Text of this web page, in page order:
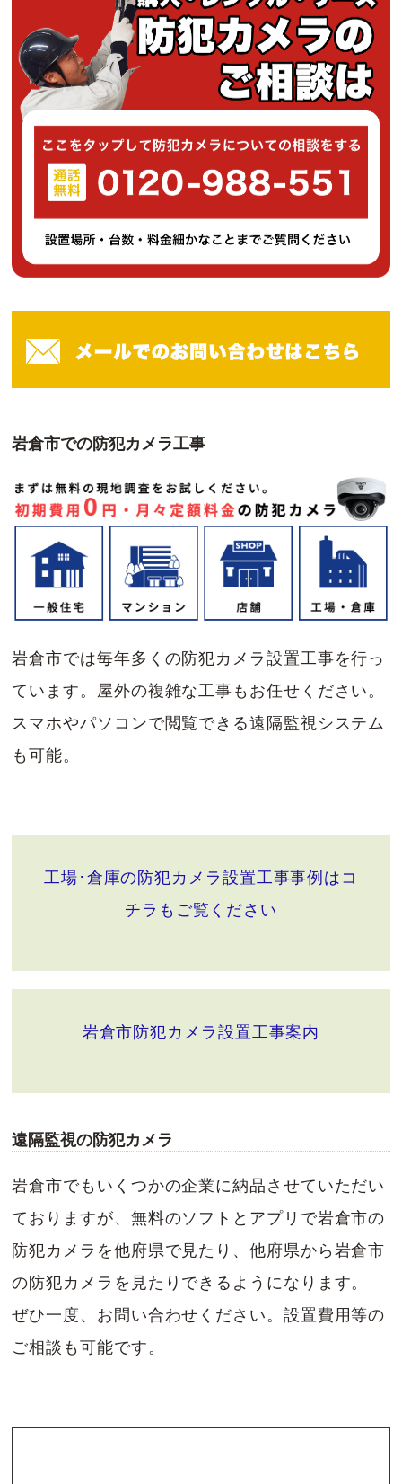
岩倉市での防犯カメラ工事
岩倉市では毎年多くの防犯カメラ設置工事を行っ
ています。屋外の複雑な工事もお任せください。
スマホやパソコンで閲覧できる遠隔監視システム
も可能。
工場･倉庫の防犯カメラ設置工事事例はコ
チラもご覧ください
岩倉市防犯カメラ設置工事案内
遠隔監視の防犯カメラ
岩倉市でもいくつかの企業に納品させていただい
ておりますが、無料のソフトとアプリで岩倉市の
防犯カメラを他府県で見たり、他府県から岩倉市
の防犯カメラを見たりできるようになります。
ぜひ一度、お問い合わせください。設置費用等の
ご相談も可能です。